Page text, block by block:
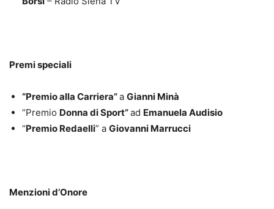
Premi speciali
“Premio alla Carriera”a Gianni Minà
“Premio Donna di Sport”ad Emanuela Audisio
“Premio Redaelli” a Giovanni Marrucci
Menzioni d’Onore